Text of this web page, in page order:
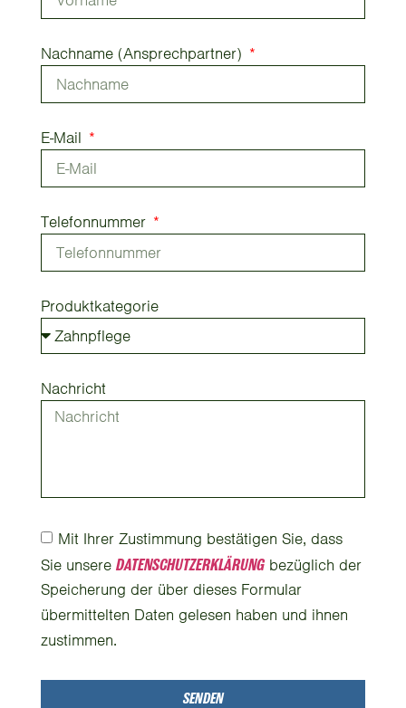
Nachname (Ansprechpartner)
E-Mail
Telefonnummer
Produktkategorie
Nachricht
Mit Ihrer Zustimmung bestätigen Sie, dass
Sie unsere DATENSCHUTZERKLÄRUNGbezüglich der
Speicherung der über dieses Formular
übermittelten Daten gelesen haben und ihnen
zustimmen.
SENDEN